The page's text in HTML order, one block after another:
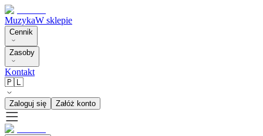
MuzykaW sklepie
Cennik
Zasoby
Kontakt
🇵🇱
Zaloguj się Załóż konto